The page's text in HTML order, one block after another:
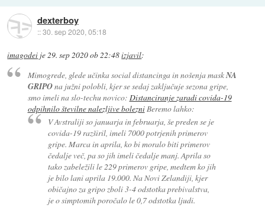
dexterboy
::30. sep 2020, 05:18
imagodei je29. sep 2020 ob 22:48izjavil:
Mimogrede, glede učinka social distancinga in nošenja maskNA
GRIPOna južni polobli, kjer se sedaj zaključuje sezona gripe,
smo imeli na slo-techu novico: Distanciranje zaradi covida-19
odpihnilo številne nalezljive bolezniBeremo lahko:
V Avstraliji so januarja in februarja, še preden se je
covida-19 razširil, imeli 7000 potrjenih primerov
gripe. Marca in aprila, ko bi moralo biti primerov
čedalje več, pa so jih imeli čedalje manj. Aprila so
tako zabeležili le 229 primerov gripe, medtem ko jih
je bilo lani aprila 19.000. Na Novi Zelandiji, kjer
običajno za gripo zboli 3-4 odstotka prebivalstva,
je o simptomih poročalo le 0,7 odstotka ljudi.